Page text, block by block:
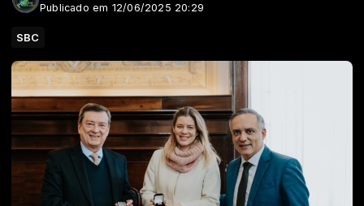
Publicado em 12/06/2025 20:29
SBC